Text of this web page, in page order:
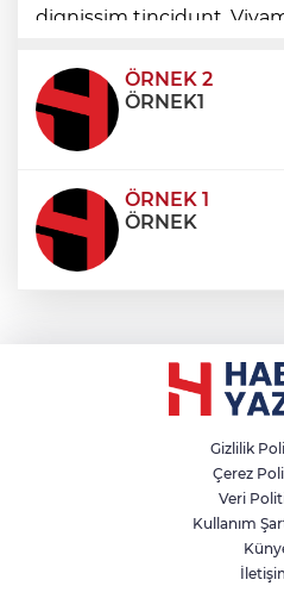
dignissim tincidunt.
condimentum eros et,
ÖRNEK 2
ÖRNEK1
ÖRNEK 1
ÖRNEK
Gizlilik
Çerez
Veri
Kullanım